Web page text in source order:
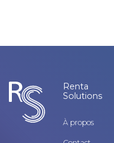
Renta
Solutions
À propos